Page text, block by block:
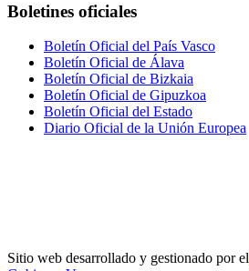
Boletines oficiales
Boletín Oficial del País Vasco
Boletín Oficial de Álava
Boletín Oficial de Bizkaia
Boletín Oficial de Gipuzkoa
Boletín Oficial del Estado
Diario Oficial de la Unión Europea
Sitio web desarrollado y gestionado por el